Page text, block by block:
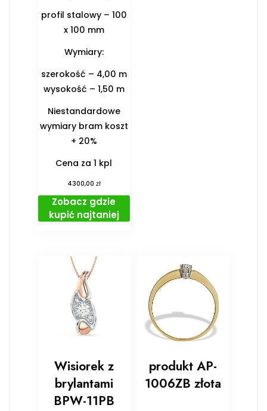
profil stalowy – 100
x 100 mm
Wymiary:
szerokość – 4,00 m
wysokość – 1,50 m
Niestandardowe
wymiary bram koszt
+ 20%
Cena za 1 kpl
4300,00 zł
Zobacz gdzie
kupić najtaniej
Wisiorek z
brylantami
BPW-11PB
produkt AP-
1006ZB złota